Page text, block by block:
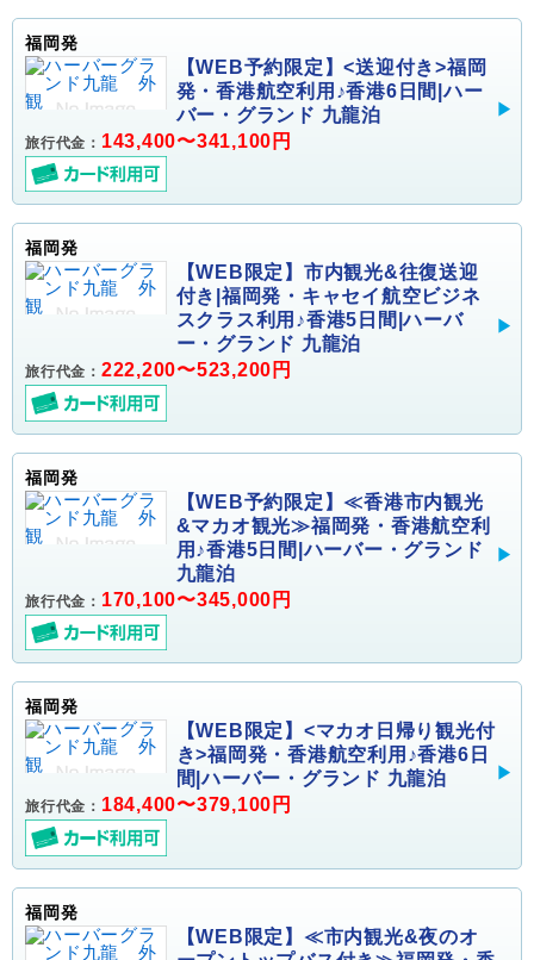
福岡発
【WEB予約限定】<送迎付き>福岡
発・香港航空利用♪香港6日間|ハー
バー・グランド 九龍泊
旅行代金： 143,400〜341,100円
福岡発
【WEB限定】市内観光&往復送迎
付き|福岡発・キャセイ航空ビジネ
スクラス利用♪香港5日間|ハーバ
ー・グランド 九龍泊
旅行代金： 222,200〜523,200円
福岡発
【WEB予約限定】≪香港市内観光
&マカオ観光≫福岡発・香港航空利
用♪香港5日間|ハーバー・グランド
九龍泊
旅行代金： 170,100〜345,000円
福岡発
【WEB限定】<マカオ日帰り観光付
き>福岡発・香港航空利用♪香港6日
間|ハーバー・グランド 九龍泊
旅行代金： 184,400〜379,100円
福岡発
【WEB限定】≪市内観光&夜のオ